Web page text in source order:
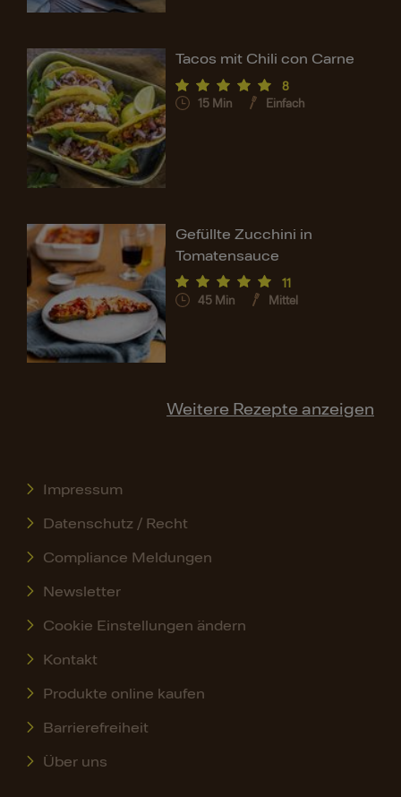
Tacos mit Chili con Carne
8
15 Min Einfach
Gefüllte Zucchini in
Tomatensauce
11
45 Min Mittel
Weitere Rezepte anzeigen
Impressum
Datenschutz / Recht
Compliance Meldungen
Newsletter
Cookie Einstellungen ändern
Kontakt
Produkte online kaufen
Barrierefreiheit
Über uns